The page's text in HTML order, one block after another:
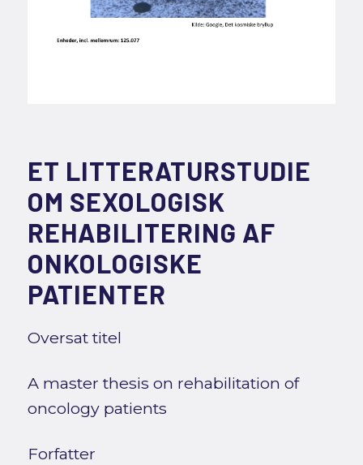
ET LITTERATURSTUDIE
OM SEXOLOGISK
REHABILITERING AF
ONKOLOGISKE
PATIENTER
Oversat titel
A master thesis on rehabilitation of
oncology patients
Forfatter